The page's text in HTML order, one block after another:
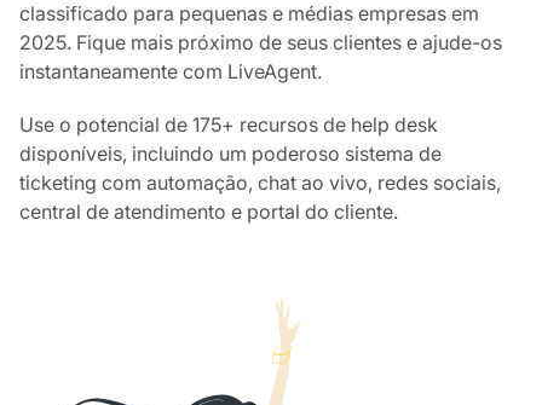
classificado para pequenas e médias empresas em
2025. Fique mais próximo de seus clientes e ajude-os
instantaneamente com LiveAgent.
Use o potencial de 175+ recursos de help desk
disponíveis, incluindo um poderoso sistema de
ticketing com automação, chat ao vivo, redes sociais,
central de atendimento e portal do cliente.